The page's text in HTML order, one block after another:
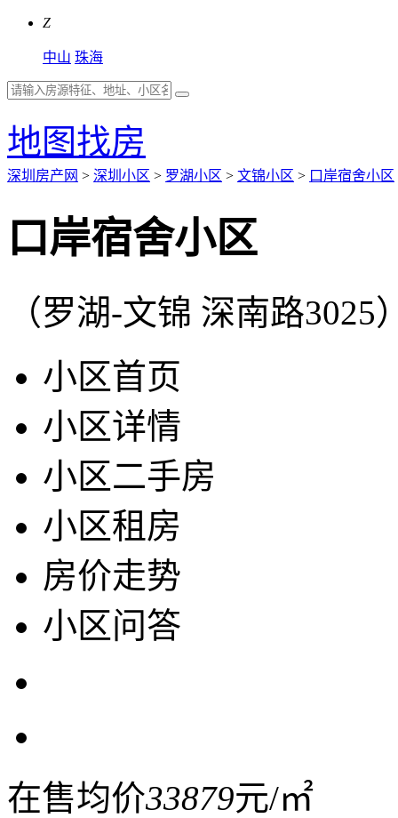
Z
中山 珠海
地图找房
深圳房产网 > 深圳小区 > 罗湖小区 > 文锦小区 > 口岸宿舍小区
口岸宿舍小区
（罗湖-文锦 深南路3025
小区首页
小区详情
小区二手房
小区租房
房价走势
小区问答
在售均价33879元/㎡